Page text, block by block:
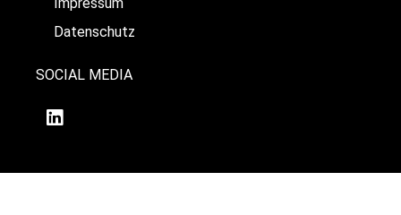
Datenschutz
SOCIAL MEDIA